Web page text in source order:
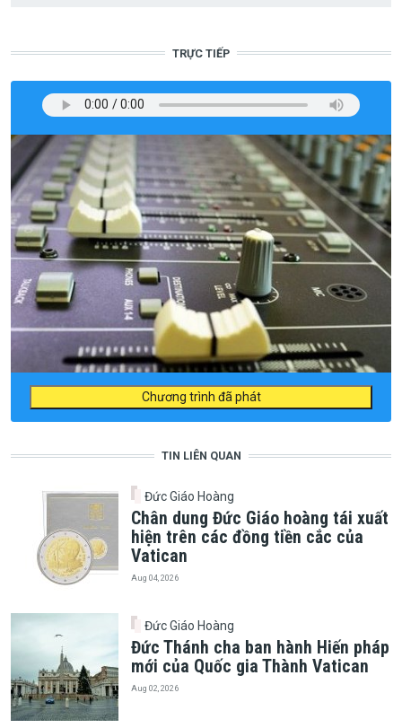
TRỰC TIẾP
Chương trình đã phát
TIN LIÊN QUAN
Đức Giáo Hoàng
Chân dung Đức Giáo hoàng tái xuất
hiện trên các đồng tiền cắc của
Vatican
Aug 04, 2026
Đức Giáo Hoàng
Đức Thánh cha ban hành Hiến pháp
mới của Quốc gia Thành Vatican
Aug 02, 2026